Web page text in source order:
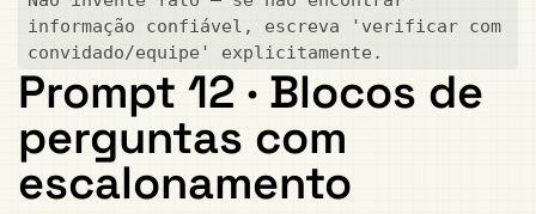
informação confiável, escreva 'verificar com
convidado/equipe' explicitamente.
Prompt 12 · Blocos de
perguntas com
escalonamento